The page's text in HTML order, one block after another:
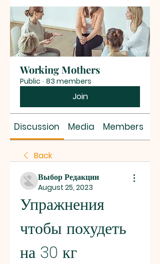
Working Mothers
Public · 83 members
Join
Discussion Media Members
Back
Выбор Редакции
August 25, 2023
Упражнения
чтобы похудеть
на 30 кг